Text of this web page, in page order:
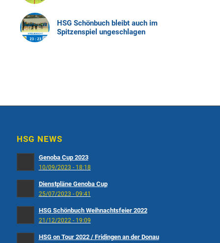
HSG Schönbuch bleibt auch im
Spitzenspiel ungeschlagen
HSG NEWS
Genoba Cup 2023
10/09/2023 - 18:18
Dienstpläne Genoba Cup
25/07/2023 - 09:41
HSG Schönbuch Weihnachtsfeier 2022
21/12/2022 - 19:09
HSG on Tour 2022 / Fridingen an der Donau